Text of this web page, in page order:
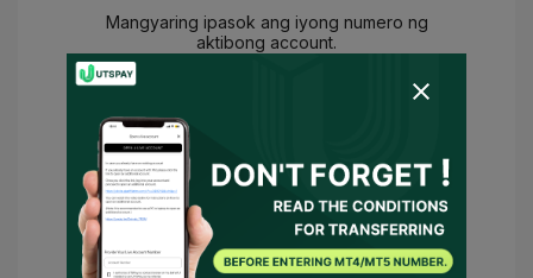
Mangyaring ipasok ang iyong numero ng
aktibong account.
Sumang-ayon ka na
Paggamit
Patakaran sa Pagkapribado
at Sumasang-ayon ako na maging
kinatawan o makipag-ugnayan ang
UTSPAY sa broker sa aking ngalan. Kung
may mga kinakailangang kondisyon, ang